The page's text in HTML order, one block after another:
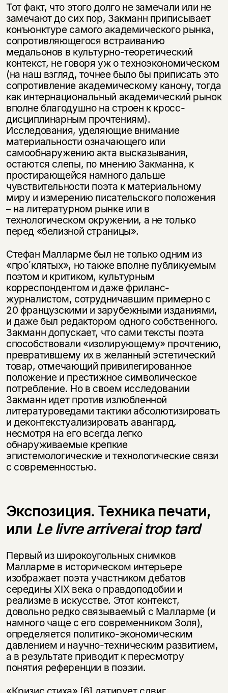
Тот факт, что этого долго не замечали или не
замечают до сих пор, Закманн приписывает
конъюнктуре самого академического рынка,
сопротивляющегося встраиванию
медальонов в культурно-теоретический
контекст, не говоря уж о техноэкономическом
(на наш взгляд, точнее было бы приписать это
сопротивление академическому канону, тогда
как интернациональный академический рынок
вполне благодушно на­ строен к кросс-
дисциплинарным прочтениям).
Исследования, уделяющие внимание
материальности означающего или
самообнаружению акта высказывания,
остаются слепы, по мнению Закманна, к
простирающейся намного дальше
чувствительности поэта к материальному
миру и измерению писательского положения
– на литературном рынке или в
технологическом окружении, а не только
перед «белизной страницы».
Стефан Малларме был не только одним из
«про´клятых», но также вполне публикуемым
поэтом и критиком, культурным
корреспондентом и даже фриланс-
журналистом, сотрудничавшим примерно с
20 французскими и зарубежными изданиями,
и даже был редактором одного собственного.
Закманн допускает, что сами тексты поэта
способствовали «изолирующему» прочтению,
превратившему их в желанный эстетический
товар, отмечающий привилегированное
положение и престижное символическое
потребление. Но в своем исследовании
Закманн идет против излюбленной
литературоведами тактики абсолютизировать
и деконтекстуализировать авангард,
несмотря на его всегда легко
обнаруживаемые крепкие
эпистемологические и технологические связи
с современностью.
Экспозиция. Техника печати,
или Le livre arriverai trop tard
Первый из широкоугольных снимков
Малларме в историческом интерьере
изображает поэта участником дебатов
середины XIX века о правдоподобии и
реализме в искусстве. Этот контекст,
довольно редко связываемый с Малларме (и
намного чаще с его современником Золя),
определяется политико-экономическим
давлением и научно-техническим развитием,
а в результате приводит к пересмотру
понятия референции в поэзии.